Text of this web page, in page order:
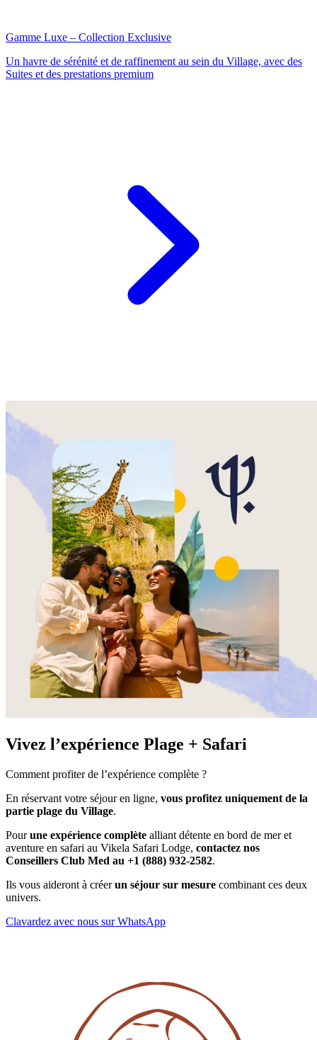
Gamme Luxe – Collection Exclusive
Un havre de sérénité et de raffinement au sein du Village, avec des
Suites et des prestations premium
Vivez l’expérience Plage + Safari
Comment profiter de l’expérience complète ?
En réservant votre séjour en ligne, vous profitez uniquement de la
partie plage du Village.
Pourune expérience complète alliant détente en bord de mer et
aventure en safari au Vikela Safari Lodge, contactez nos
Conseillers Club Med au +1 (888) 932-2582.
Ils vous aideront à créerun séjour sur mesure combinant ces deux
univers.
Clavardez avec nous sur WhatsApp